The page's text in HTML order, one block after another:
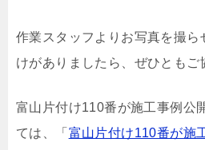
作業スタッフよりお写真を撮ら
けがありましたら、ぜひともご
富山片付け110番が施工事例公
ては、「 富山片付け110番が施